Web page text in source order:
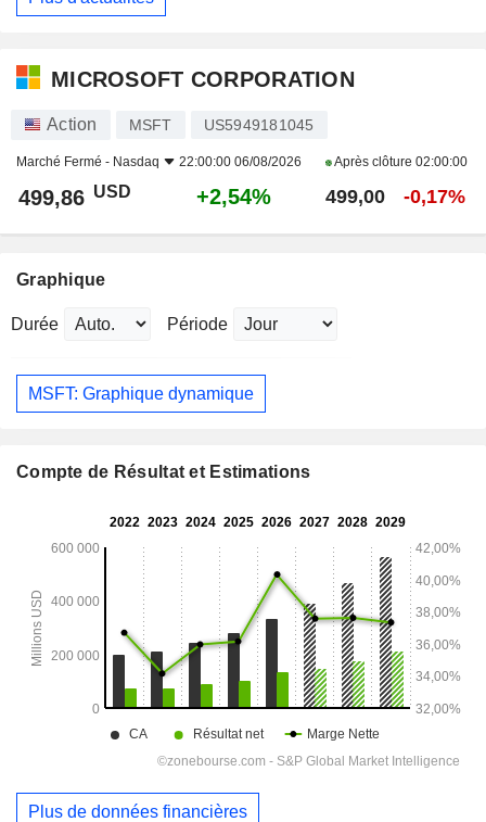
MICROSOFT CORPORATION
Action MSFT US5949181045
Marché Fermé - Nasdaq 22:00:00 06/08/2026 Après clôture 02:00:00
499,86 USD +2,54% 499,00 -0,17%
Graphique
Durée Période
MSFT: Graphique dynamique
Compte de Résultat et Estimations
Plus de données financières